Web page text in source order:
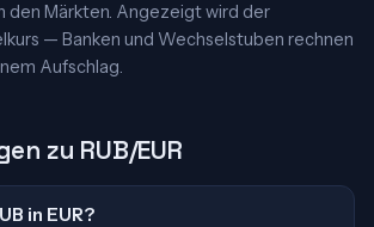
den Märkten. Angezeigt wird der
— Banken und Wechselstuben rechnen
Aufschlag.
zu RUB/EUR
in EUR?